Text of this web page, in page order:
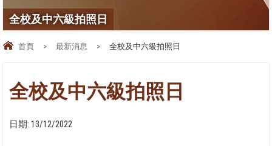
全校及中六級拍照日
首頁 > 最新消息 > 全校及中六級拍照日
全校及中六級拍照日
日期: 13/12/2022